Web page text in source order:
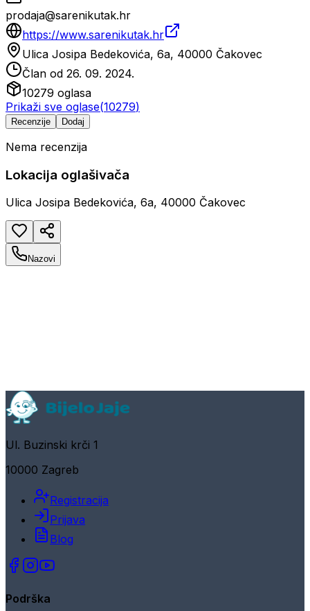
prodaja@sarenikutak.hr
https://www.sarenikutak.hr
Ulica Josipa Bedekovića, 6a, 40000 Čakovec
Član od 26. 09. 2024.
10279 oglasa
Prikaži sve oglase(10279)
Recenzije Dodaj
Nema recenzija
Lokacija oglašivača
Ulica Josipa Bedekovića, 6a, 40000 Čakovec
Nazovi
Ul. Buzinski krči 1
10000 Zagreb
Registracija
Prijava
Blog
Podrška